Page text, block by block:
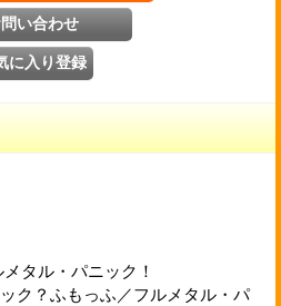
タル・パニック！
ク？ふもっふ／フルメタル・パ